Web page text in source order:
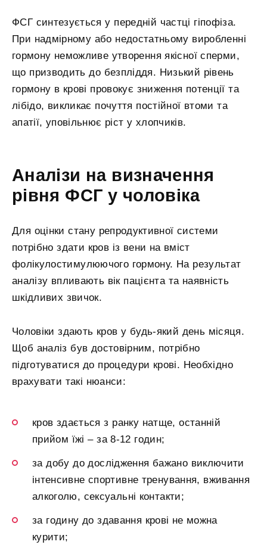
ФСГ синтезується у передній частці гіпофіза.
При надмірному або недостатньому виробленні
гормону неможливе утворення якісної сперми,
що призводить до безпліддя. Низький рівень
гормону в крові провокує зниження потенції та
лібідо, викликає почуття постійної втоми та
апатії, уповільнює ріст у хлопчиків.
Аналізи на визначення
рівня ФСГ у чоловіка
Для оцінки стану репродуктивної системи
потрібно здати кров із вени на вміст
фолікулостимулюючого гормону. На результат
аналізу впливають вік пацієнта та наявність
шкідливих звичок.
Чоловіки здають кров у будь-який день місяця.
Щоб аналіз був достовірним, потрібно
підготуватися до процедури крові. Необхідно
врахувати такі нюанси:
кров здається з ранку натще, останній
прийом їжі – за 8-12 годин;
за добу до дослідження бажано виключити
інтенсивне спортивне тренування, вживання
алкоголю, сексуальні контакти;
за годину до здавання крові не можна
курити;